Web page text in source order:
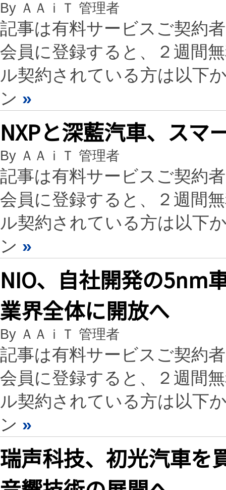
By ＡＡｉＴ 管理者
記事は有料サービスご契約
会員に登録すると、２週間
ル契約されている方は以下
ン »
NXPと深藍汽車、スマ
By ＡＡｉＴ 管理者
記事は有料サービスご契約
会員に登録すると、２週間
ル契約されている方は以下
ン »
NIO、自社開発の5nm
業界全体に開放へ
By ＡＡｉＴ 管理者
記事は有料サービスご契約
会員に登録すると、２週間
ル契約されている方は以下
ン »
瑞声科技、初光汽車